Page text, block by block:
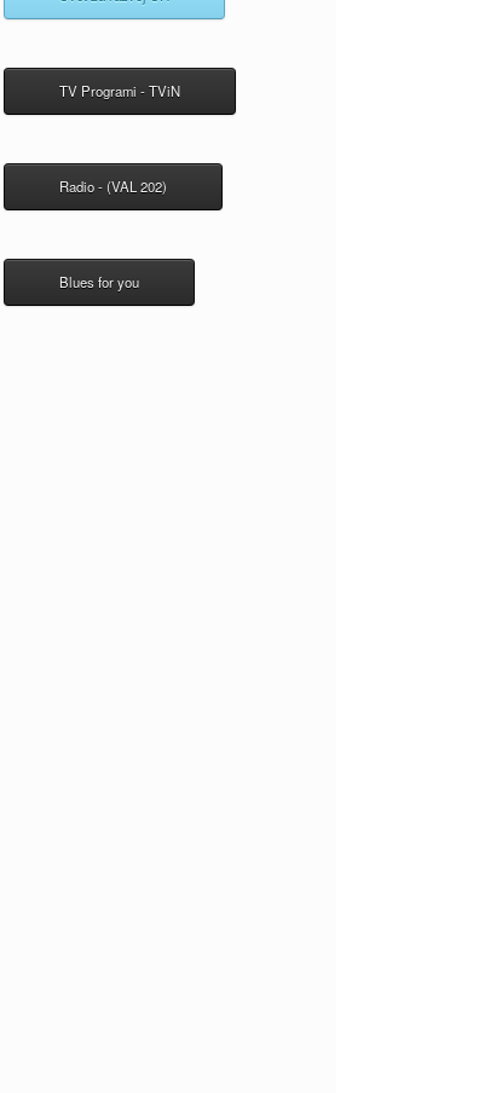
TV Programi - TViN
Radio - (VAL 202)
Blues for you